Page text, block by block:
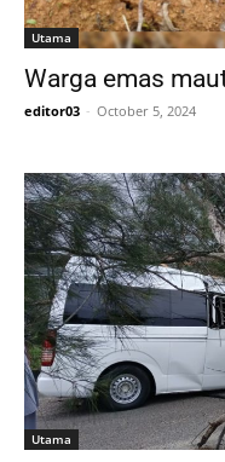
Utama
Warga emas
editor03 - October 5, 2024
Utama